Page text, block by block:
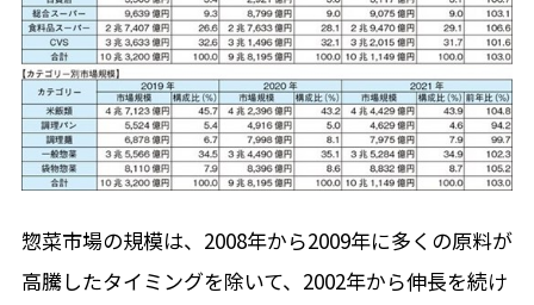
惣菜市場の規模は、2008年から2009年に多くの原料が
高騰したタイミングを除いて、2002年から伸長を続け